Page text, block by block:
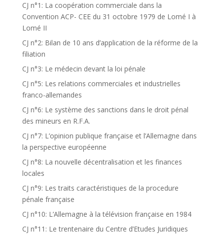
CJ n°1: La coopération commerciale dans la
Convention ACP- CEE du 31 octobre 1979 de Lomé I à
Lomé II
CJ n°2: Bilan de 10 ans d’application de la réforme de la
filiation
CJ n°3: Le médecin devant la loi pénale
CJ n°5: Les relations commerciales et industrielles
franco-allemandes
CJ n°6: Le système des sanctions dans le droit pénal
des mineurs en R.F.A.
CJ n°7: L’opinion publique française et l’Allemagne dans
la perspective européenne
CJ n°8: La nouvelle décentralisation et les finances
locales
CJ n°9: Les traits caractéristiques de la procedure
pénale française
CJ n°10: L’Allemagne à la télévision française en 1984
CJ n°11: Le trentenaire du Centre d’Etudes Juridiques